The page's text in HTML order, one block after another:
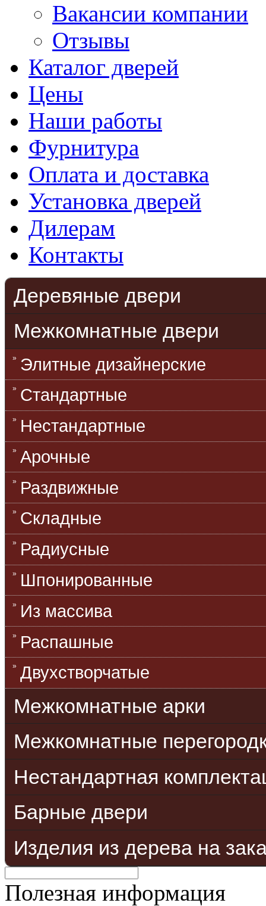
Вакансии компании
Отзывы
Каталог дверей
Цены
Наши работы
Фурнитура
Оплата и доставка
Установка дверей
Дилерам
Контакты
Деревяные двери
Межкомнатные двери
Элитные дизайнерские
Стандартные
Нестандартные
Арочные
Раздвижные
Складные
Радиусные
Шпонированные
Из массива
Распашные
Двухстворчатые
Межкомнатные арки
Межкомнатные
Нестандартная
Барные двери
Изделия из дерева на
Полезная информация